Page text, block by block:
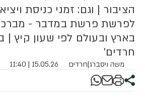
הציבור | וגם: זמני כניסת
לפרשת פרשת במדבר -
בארץ ובעולם לפי שעון קיץ |
חרדים'
משה ויסברג|חרדים 15.05.26 | 11:40